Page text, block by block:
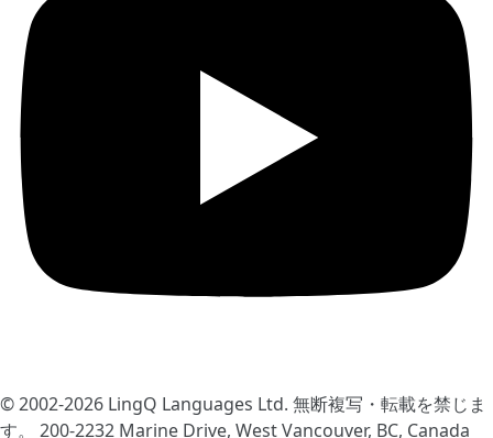
© 2002-2026 LingQ Languages Ltd. 無断複写・転載を禁じま
す。 200-2232 Marine Drive, West Vancouver, BC, Canada